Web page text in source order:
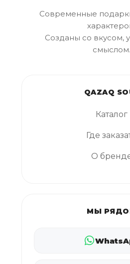
Современные
Созданы со вкусом,
смыслом.
QAZAQ
Каталог
Где
О
МЫ